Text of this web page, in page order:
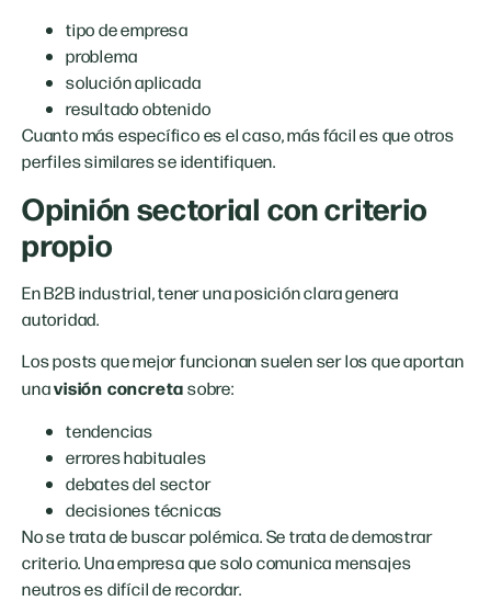
tipo de empresa
problema
solución aplicada
resultado obtenido
Cuanto más específico es el caso, más fácil es que otros
perfiles similares se identifiquen.
Opinión sectorial con criterio
propio
En B2B industrial, tener una posición clara genera
autoridad.
Los posts que mejor funcionan suelen ser los que aportan
unavisión concretasobre:
tendencias
errores habituales
debates del sector
decisiones técnicas
No se trata de buscar polémica. Se trata de demostrar
criterio. Una empresa que solo comunica mensajes
neutros es difícil de recordar.